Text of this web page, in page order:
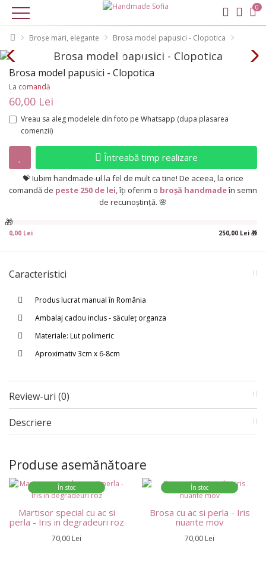
0
Broșe mari, elegante Brosa model papusici - Clopotica
Brosa model papusici - Clopotica
La comandă
60,00 Lei
Vreau sa aleg modelele din foto pe Whatsapp (dupa plasarea
comenzii)
Întreabă timp realizare
💝 Iubim handmade-ul la fel de mult ca tine! De aceea, la orice
comandă de peste 250 de lei, îți oferim o broșă handmadeîn semn
de recunoștință. 🌸
🎁
0,00 Lei 250,00 Lei 🎁
Caracteristici
Produs lucrat manual în România
Ambalaj cadou inclus - săculeț organza
Materiale: Lut polimeric
Aproximativ 3cm x 6-8cm
Review-uri (0)
Descriere
Produse asemănătoare
În stoc
Martisor special cu ac si
perla - Iris in degradeuri roz
70,00 Lei
În stoc
Brosa cu ac si perla - Iris
nuante mov
70,00 Lei
×